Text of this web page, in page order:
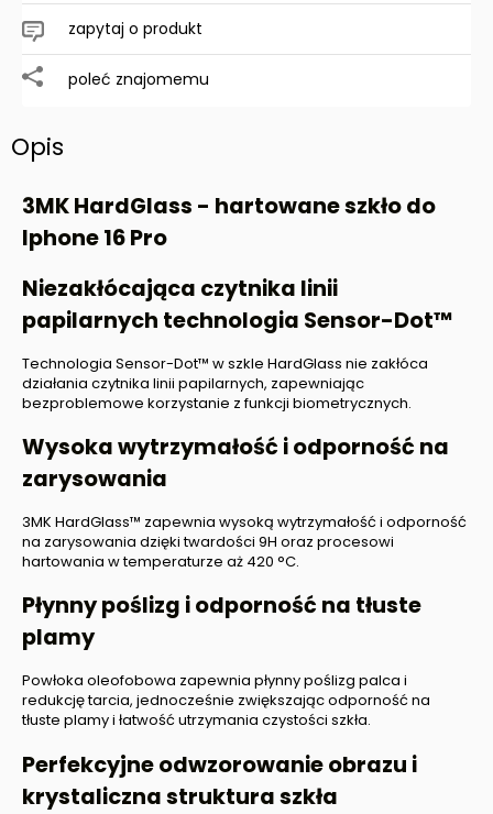
zapytaj o produkt
poleć znajomemu
Opis
3MK HardGlass - hartowane szkło do
Iphone 16 Pro
Niezakłócająca czytnika linii
papilarnych technologia Sensor-Dot™
Technologia Sensor-Dot™ w szkle HardGlass nie zakłóca
działania czytnika linii papilarnych, zapewniając
bezproblemowe korzystanie z funkcji biometrycznych.
Wysoka wytrzymałość i odporność na
zarysowania
3MK HardGlass™ zapewnia wysoką wytrzymałość i odporność
na zarysowania dzięki twardości 9H oraz procesowi
hartowania w temperaturze aż 420 °C.
Płynny poślizg i odporność na tłuste
plamy
Powłoka oleofobowa zapewnia płynny poślizg palca i
redukcję tarcia, jednocześnie zwiększając odporność na
tłuste plamy i łatwość utrzymania czystości szkła.
Perfekcyjne odwzorowanie obrazu i
krystaliczna struktura szkła